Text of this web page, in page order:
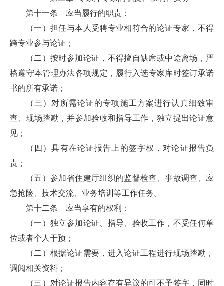
第十一条 应当履行的职责：
（一）担任与本人受聘专业相符合的论证专家，不得
跨专业参与论证；
（二）按时参加论证，不得擅自缺席或中途离场，严
格遵守本管理办法各项规定，履行入选专家库时签订承诺
书的所有承诺；
（三）对所需论证的专项施工方案进行认真细致审
查、现场踏勘，并参加验收和指导工作，独立提出论证意
见；
（四）具有在论证报告上的签字权，对论证报告负
责；
（五）参加省住建厅组织的监督检查、事故调查、应
急抢险、技术交流、业务培训等工作任务。
第十二条 应当享有的权利：
（一）独立参加论证、指导、验收工作，不受任何单
位或者个人干预；
（二）根据论证需要，进入论证工程进行现场踏勘，
调阅相关资料；
（三）对论证报告内容存有异议的可不予签字，同时